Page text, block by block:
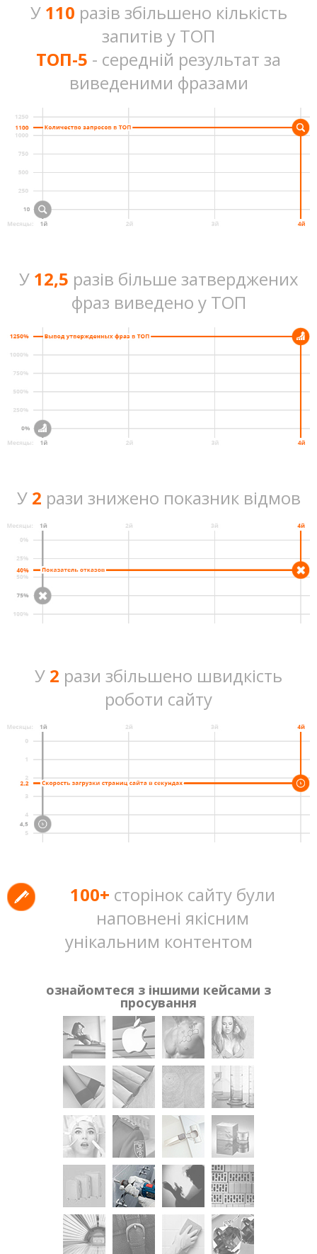
У 110 разів збільшено кількість
запитів у ТОП
ТОП-5 - середній результат за
виведеними фразами
У 12,5 разів більше затверджених
фраз виведено у ТОП
У 2 рази знижено показник відмов
У 2 рази збільшено швидкість
роботи сайту
100+ сторінок сайту були
наповнені якісним
унікальним контентом
ознайомтеся з іншими кейсами з
просування